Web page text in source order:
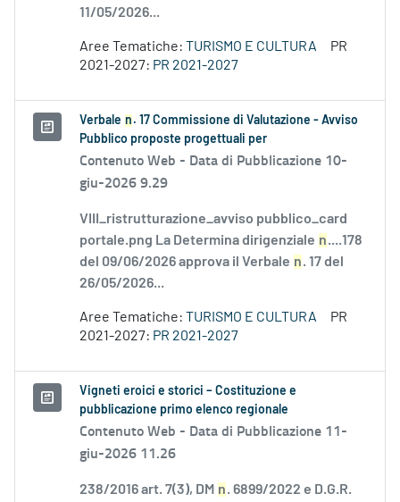
11/05/2026...
Aree Tematiche: TURISMO E CULTURA
PR
2021-2027: PR 2021-2027
Verbale n . 17 Commissione di Valutazione - Avviso
Pubblico proposte progettuali per
Contenuto Web - Data di Pubblicazione 10-
giu-2026 9.29
VIII_ristrutturazione_avviso pubblico_card
portale.png La Determina dirigenziale n....178
del 09/06/2026 approva il Verbale n. 17 del
26/05/2026...
Aree Tematiche: TURISMO E CULTURA
PR
2021-2027: PR 2021-2027
Vigneti eroici e storici – Costituzione e
pubblicazione primo elenco regionale
Contenuto Web - Data di Pubblicazione 11-
giu-2026 11.26
238/2016 art. 7(3), DM n. 6899/2022 e D.G.R.